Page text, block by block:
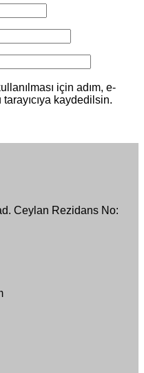
için adım, e-
kaydedilsin.
Ceylan Rezidans No: